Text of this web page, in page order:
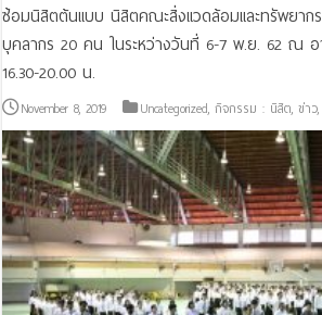
ซ้อมนิสิตต้นแบบ นิสิตคณะสิ่งแวดล้อมและทรัพยา
บุคลากร 20 คน ในระหว่างวันที่ 6-7 พ.ย. 62 ณ อ
16.30-20.00 น.
November 8, 2019 Uncategorized,กิจกรรม : นิสิต,ข่าว